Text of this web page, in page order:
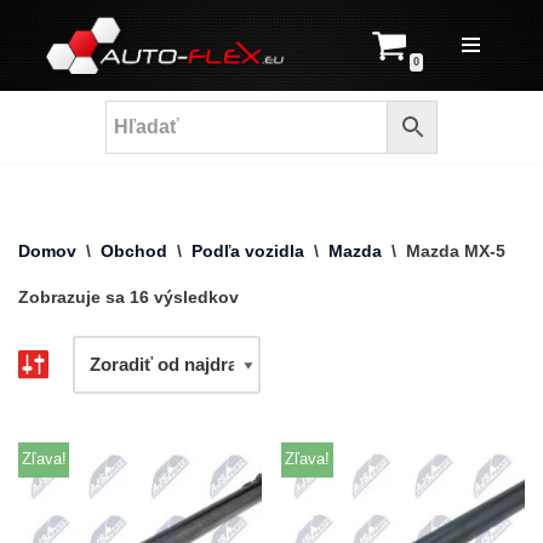
Prejsť
na
0
Domov \ Obchod \ Podľa vozidla \ Mazda \ Mazda MX-5
Zobrazuje sa 16 výsledkov
Zľava! Zľava!